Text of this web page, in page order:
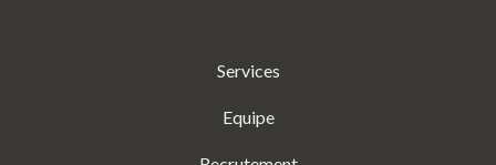
Services
Equipe